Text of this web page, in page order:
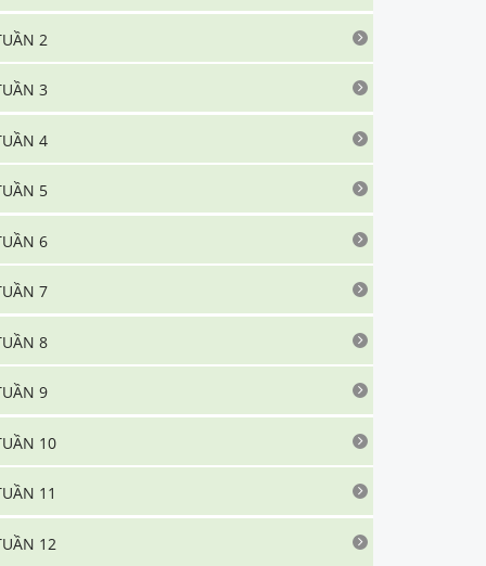
2
3
4
5
6
7
8
9
10
11
12